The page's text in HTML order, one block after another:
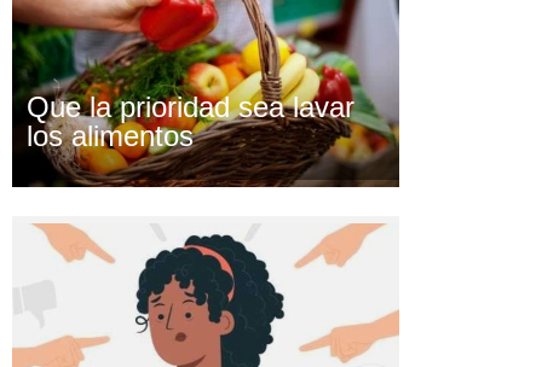
Que la prioridad sea lavar
los alimentos